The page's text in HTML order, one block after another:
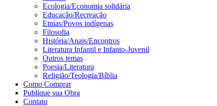
Ecologia/Economia solidária
Educação/Recreação
Etnias/Povos indígenas
Filosofia
História/Anais/Encontros
Literatura Infantil e Infanto-Juvenil
Outros temas
Poesia/Literatura
Religião/Teologia/Bíblia
Como Comprar
Publique sua Obra
Contato